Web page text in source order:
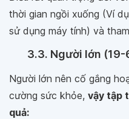
thời gian ngồi xuống (Ví
sử dụng máy tính) và
3.3. Người lớn
Người lớn nên cố gắng
cường sức khỏe, vậy tập
quả: